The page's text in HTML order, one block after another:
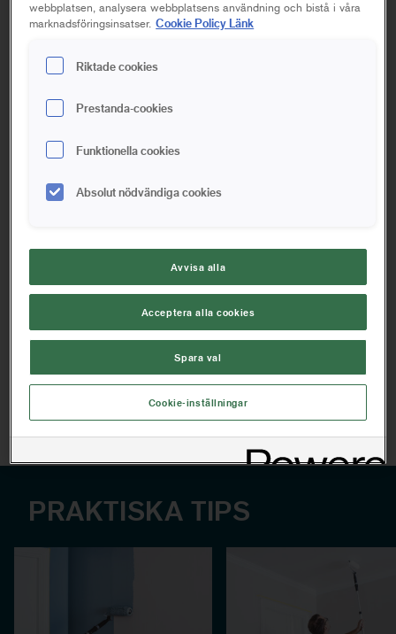
Tråginsats Fill&Carry
Har du ett Fill & Carry-färgtråg? Med denna tråginsats kan du
enkelt byta mellan kulörer och förenkla rengöringen av ditt
Tråginsatsen gör det enklare att rengöra och skifta mellan
olika färger
HITTA BUTIK NÄRA DIG
PRAKTISKA TIPS
webbplatsen, analysera webbplatsens användning och bistå i våra
marknadsföringsinsatser. Cookie Policy Länk
Riktade cookies
Prestanda-cookies
Funktionella cookies
Absolut nödvändiga cookies
Avvisa alla
Acceptera alla cookies
Spara val
Cookie-inställningar